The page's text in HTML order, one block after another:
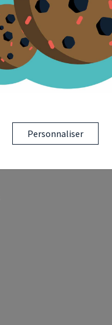
Personnaliser